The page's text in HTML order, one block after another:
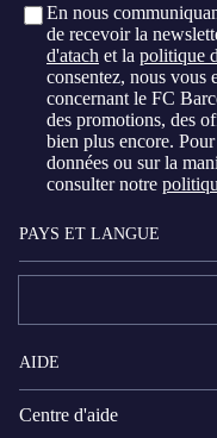
En nous
de recevoir la
d'atach et la politique
consentez, nous vous
concernant le FC
des promotions, des
bien plus encore.
données ou sur la
consulter notre
PAYS ET LANGUE
AIDE
Centre d'aide